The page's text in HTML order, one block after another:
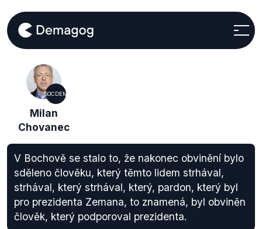
SOCDEM
Milan
Chovanec
V Bochově se stalo to, že nakonec obvinění bylo
sděleno člověku, který těmto lidem strhával,
strhával, který strhával, který, pardon, který byl
pro prezidenta Zemana, to znamená, byl obviněn
člověk, který podporoval prezidenta.